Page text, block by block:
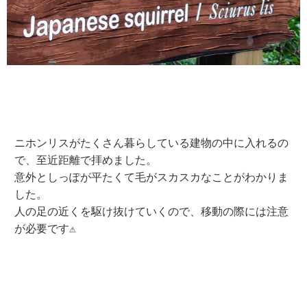
ニホンリスがたくさん暮らしている建物の中に入れるの
で、至近距離で拝めました。
意外としっぽが平たくて毛がスカスカなことがわかりま
した。
人の足の近くを駆け抜けていくので、移動の際には注意
が必要です⚠️